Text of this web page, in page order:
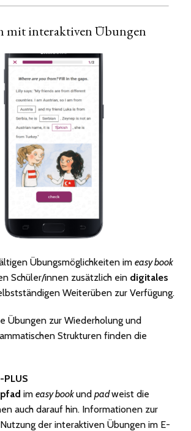
mit interaktiven Übungen
Übungsmöglichkeiten imeasy book
Schüler/innen zusätzlich ein digitales
Weiterüben zur Verfügung.
Übungen zur Wiederholung und
Strukturen finden die
PLUS
imeasy bookundpadweist die
auch darauf hin. Informationen zur
der interaktiven Übungen im E-